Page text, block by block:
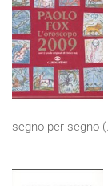
segno per segno